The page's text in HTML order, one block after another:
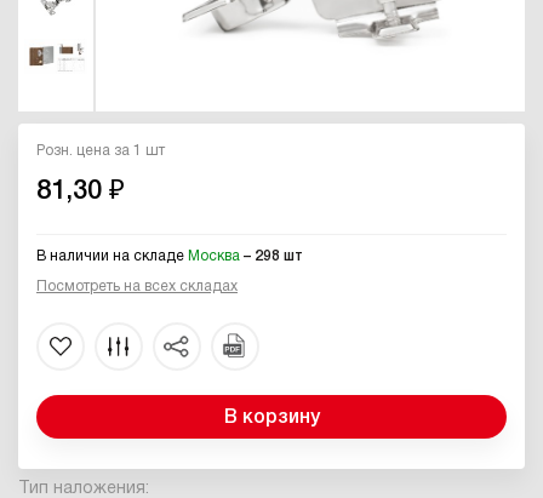
Тип наложения:
Розн. цена за 1 шт
81,30 ₽
В наличии на складе Москва – 298 шт
Посмотреть на всех складах
В корзину